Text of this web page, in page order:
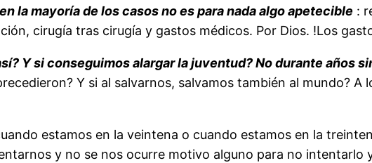
la mayoría de los casos no es para nada algo apetecible :
cirugía tras cirugía y gastos médicos. Por Dios. !Los
Y si conseguimos alargar la juventud? No durante años
Y si al salvarnos, salvamos también al mundo?
estamos en la veintena o cuando estamos en la
y no se nos ocurre motivo alguno para no intentarlo